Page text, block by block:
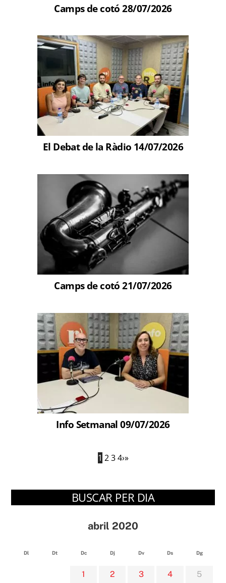
Camps de cotó 28/07/2026
El Debat de la Ràdio 14/07/2026
Camps de cotó 21/07/2026
Info Setmanal 09/07/2026
1 2 3 4›»
BUSCAR PER DIA
abril 2020
Dl Dt Dc Dj Dv Ds Dg
1 2 3 4 5